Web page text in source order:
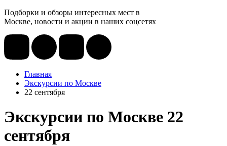
Подборки и обзоры интересных мест в
Москве, новости и акции в наших соцсетях
Главная
Экскурсии по Москве
22 сентября
Экскурсии по Москве 22
сентября